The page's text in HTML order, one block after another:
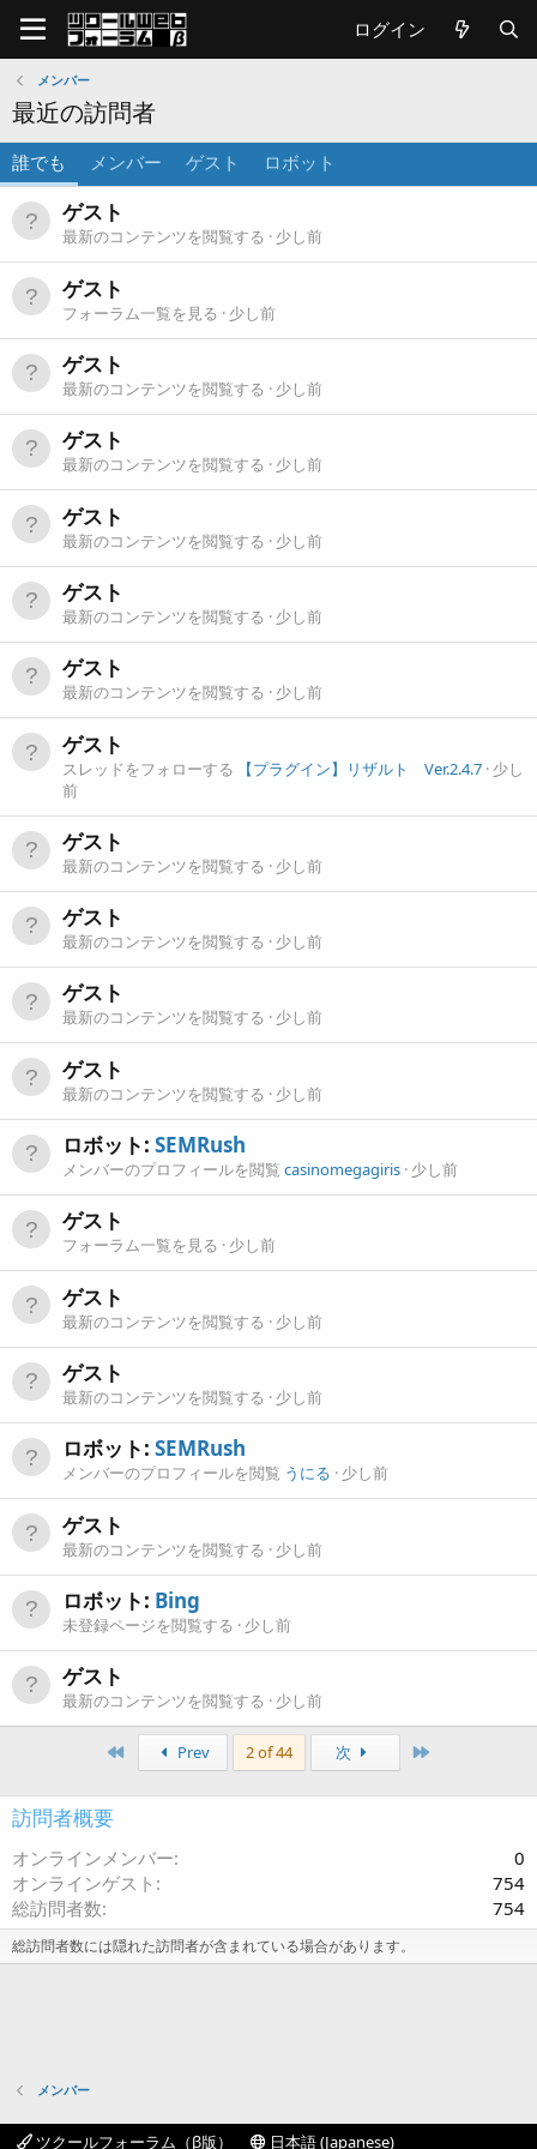
ログイン
メンバー
最近の訪問者
誰でも メンバー ゲスト ロボット
ゲスト
最新のコンテンツを閲覧する 少し前
ゲスト
フォーラム一覧を見る 少し前
ゲスト
最新のコンテンツを閲覧する 少し前
ゲスト
最新のコンテンツを閲覧する 少し前
ゲスト
最新のコンテンツを閲覧する 少し前
ゲスト
最新のコンテンツを閲覧する 少し前
ゲスト
最新のコンテンツを閲覧する 少し前
ゲスト
スレッドをフォローする 【プラグイン】リザルト Ver.2.4.7 少し
前
ゲスト
最新のコンテンツを閲覧する 少し前
ゲスト
最新のコンテンツを閲覧する 少し前
ゲスト
最新のコンテンツを閲覧する 少し前
ゲスト
最新のコンテンツを閲覧する 少し前
ロボット: SEMRush
メンバーのプロフィールを閲覧 casinomegagiris 少し前
ゲスト
フォーラム一覧を見る 少し前
ゲスト
最新のコンテンツを閲覧する 少し前
ゲスト
最新のコンテンツを閲覧する 少し前
ロボット: SEMRush
メンバーのプロフィールを閲覧 うにる 少し前
ゲスト
最新のコンテンツを閲覧する 少し前
ロボット: Bing
未登録ページを閲覧する 少し前
ゲスト
最新のコンテンツを閲覧する 少し前
First Prev 2 of 44 次
訪問者概要
オンラインメンバー
0
オンラインゲスト
754
総訪問者数
754
総訪問者数には隠れた訪問者が含まれている場合があります。
メンバー
ツクールフォーラム（β版） 日本語 (Japanese)